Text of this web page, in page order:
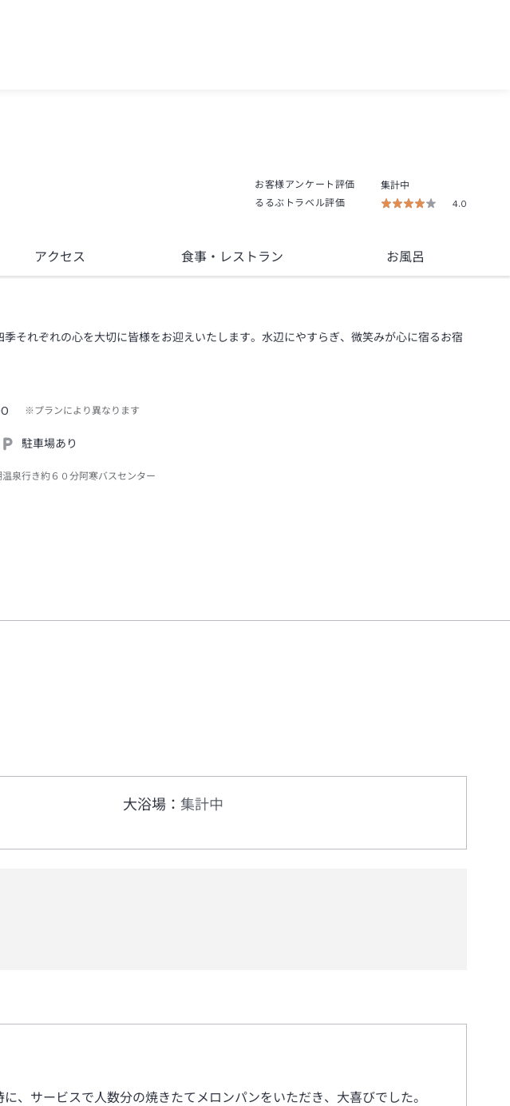
お客様アンケート評価
集計中
るるぶトラベル評価
4.0
アクセス 食事 ・レストラン お風呂
それぞれの心を大切に皆様をお迎えいたします。水辺にやすらぎ、微笑みが心に宿るお宿
※プランにより異なります
駐車場あり
泉行き約６０分阿寒バスセンター
大浴場 ： 集計中
、サービスで人数分の焼きたてメロンパンをいただき、大喜びでした。